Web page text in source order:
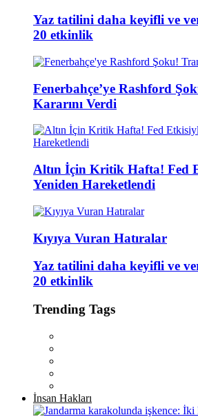
Yaz tatilini daha keyifli ve
20 etkinlik
Fenerbahçe’ye Rashford
Kararını Verdi
Altın İçin Kritik Hafta! Fed
Yeniden Hareketlendi
Kıyıya Vuran Hatıralar
Yaz tatilini daha keyifli ve
20 etkinlik
Trending Tags
İnsan Hakları